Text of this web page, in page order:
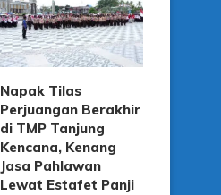
Napak Tilas
Perjuangan Berakhir
di TMP Tanjung
Kencana, Kenang
Jasa Pahlawan
Lewat Estafet Panji